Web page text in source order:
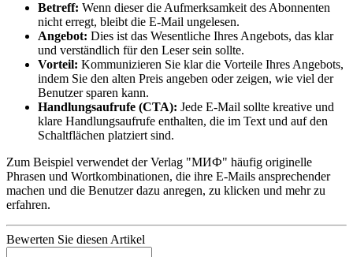
Betreff: Wenn dieser die Aufmerksamkeit des Abonnenten
nicht erregt, bleibt die E-Mail ungelesen.
Angebot: Dies ist das Wesentliche Ihres Angebots, das klar
und verständlich für den Leser sein sollte.
Vorteil: Kommunizieren Sie klar die Vorteile Ihres Angebots,
indem Sie den alten Preis angeben oder zeigen, wie viel der
Benutzer sparen kann.
Handlungsaufrufe (CTA): Jede E-Mail sollte kreative und
klare Handlungsaufrufe enthalten, die im Text und auf den
Schaltflächen platziert sind.
Zum Beispiel verwendet der Verlag "МИФ" häufig originelle
Phrasen und Wortkombinationen, die ihre E-Mails ansprechender
machen und die Benutzer dazu anregen, zu klicken und mehr zu
erfahren.
Bewerten Sie diesen Artikel